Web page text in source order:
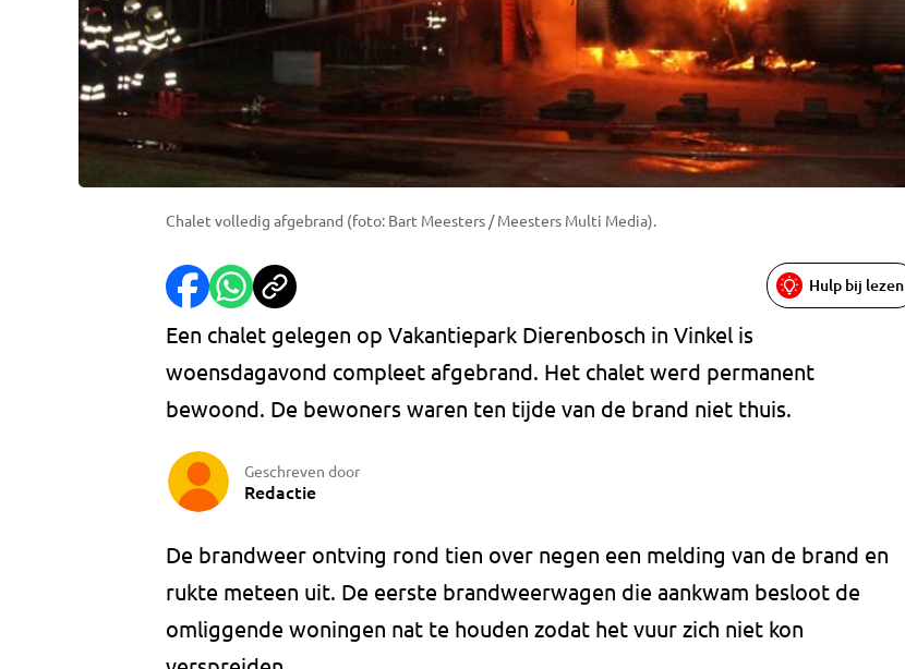
Chalet volledig afgebrand (foto: Bart Meesters / Meesters Multi Media).
Hulp bij lezen
Een chalet gelegen op Vakantiepark Dierenbosch in Vinkel is
woensdagavond compleet afgebrand. Het chalet werd permanent
bewoond. De bewoners waren ten tijde van de brand niet thuis.
Geschreven door
Redactie
De brandweer ontving rond tien over negen een melding van de brand en
rukte meteen uit. De eerste brandweerwagen die aankwam besloot de
omliggende woningen nat te houden zodat het vuur zich niet kon